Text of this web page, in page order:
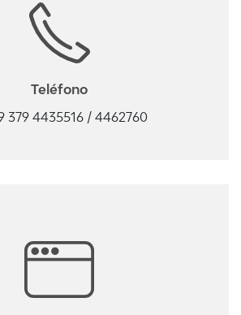
Teléfono
379 4435516 / 4462760